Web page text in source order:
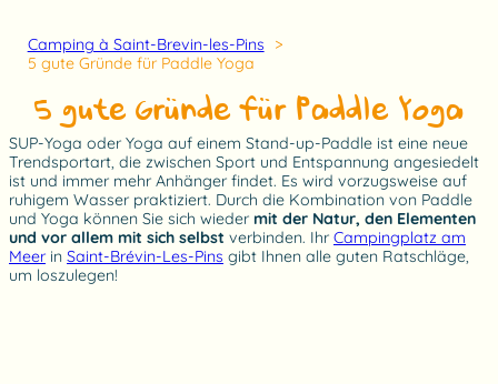
Camping à Saint-Brevin-les-Pins
5 gute Gründe für Paddle Yoga
5 gute Gründe für Paddle Yoga
SUP-Yoga oder Yoga auf einem Stand-up-Paddle ist eine neue
Trendsportart, die zwischen Sport und Entspannung angesiedelt
ist und immer mehr Anhänger findet. Es wird vorzugsweise auf
ruhigem Wasser praktiziert. Durch die Kombination von Paddle
und Yoga können Sie sich wieder mit der Natur, den Elementen
und vor allem mit sich selbst verbinden. Ihr Campingplatz am
Meer in Saint-Brévin-Les-Pins gibt Ihnen alle guten Ratschläge,
um loszulegen!